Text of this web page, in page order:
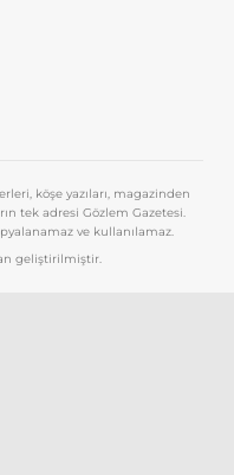
köşe yazıları, magazinden
tek adresi Gözlem Gazetesi.
ve kullanılamaz.
geliştirilmiştir.